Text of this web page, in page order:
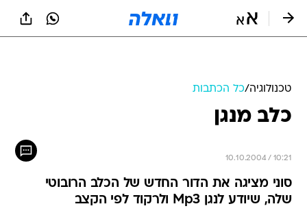
טכנולוגיה/כל הכתבות
כלב מנגן
10.10.2004 / 10:21
סוני מציגה את הדור החדש של הכלב הרובוטי
שלה, שיודע לנגן Mp3 ולרקוד לפי הקצב